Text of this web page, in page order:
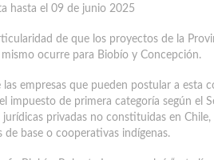
hasta el 09 de junio 2025
de que los proyectos de la
ocurre para Biobío y Concepción.
empresas que pueden postular a esta
impuesto de primera categoría según el
privadas no constituidas en
de base o cooperativas indígenas.